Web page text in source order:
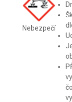
Nebezpečí